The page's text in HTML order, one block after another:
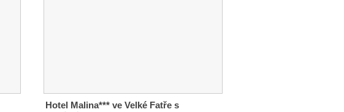
Hotel Malina*** ve Velké Fatře s